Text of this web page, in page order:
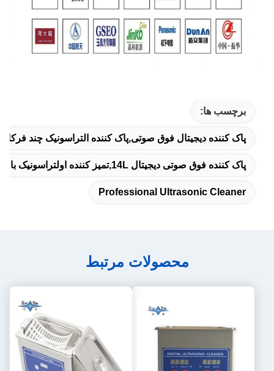
برچسب ها:
پاک کننده دیجیتال فوق صوتی,پاک کننده التراسونیک چند
پاک کننده فوق صوتی دیجیتال 14L,تمیز کننده اولتراسونیک با توان قابل تنظیم,پاک کننده فوق صوتی قطعات خودرو
Professional Ultrasonic Cleaner
محصولات مرتبط